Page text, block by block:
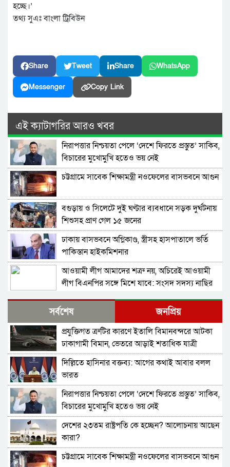
হচ্ছে।’
তথ্য সুএঃ বাংলা ট্রিবিউন
Share Tweet Share WhatsApp
Messenger Copy Link
এই ক্যাটাগরির আরও খবর
নিরাপত্তার নিশ্চয়তা পেলে ‘দেশে ফিরতে প্রস্তুত’ সাকিব,
বিচারের মুখোমুখি হতেও ভয় নেই
চট্টগ্রামে সাবেক শিক্ষামন্ত্রী নওফেলের বাসভবনে আগুন
বগুড়ায় ও সিলেটে দুই ঘণ্টার ব্যবধানে সড়ক দুর্ঘটনায়
শিশুসহ প্রাণ গেল ১৫ জনের
ঢাকায় বাসভবনে অগ্নিকাণ্ড, স্ত্রীসহ হাসপাতালে ভর্তি
পাকিস্তান হাইকমিশনার
আওয়ামী লীগ আমাদের শত্রু নয়, অচিরেই আওয়ামী
লীগ বিএনপির সঙ্গে মিশে যাবে: সংসদ সদস্য নাছির
শহীদ আহসান জুলাই যোদ্ধা নন—দাবি বিএনপি নেতার,
জামায়াত নেতা বললেন, ‘সারজিসও ছাত্রলীগ করতেন’
সাকিব আল হাসানের বাড়িতে পেট্রোল ঢেলে আগুন
দেওয়ার চেষ্টা, ভাঙচুর
গাজীপুর-৫ আসনের সাবেক এমপি আখতারুজ্জামান
গ্রেপ্তার
ফেনীর পুলিশ সুপার; যত কিছুই করি না কেন, কারোরই
মন রক্ষা করতে পারি না
জুলাই গণঅভ্যুত্থান দিবসে হবিগঞ্জে শহীদদের প্রতি
জেলা পুলিশের শ্রদ্ধা
মৌলভীবাজারে যথাযোগ্য মর্যাদায় পালিত জুলাই
সর্বশেষ জনপ্রিয়
প্রযুক্তিগত ত্রুটির কারণে ইতালি বিমানবন্দরে আটকা
ঢাকাগামী বিমান, ভেতরে আড়াই শতাধিক যাত্রী
দিল্লিতে হাসিনার বক্তব্য: আগের কথাই আবার বলল
ভারত
নিরাপত্তার নিশ্চয়তা পেলে ‘দেশে ফিরতে প্রস্তুত’ সাকিব,
বিচারের মুখোমুখি হতেও ভয় নেই
দেশের ২৩তম রাষ্ট্রপতি কে হচ্ছেন? আলোচনায় আছেন
কারা?
চট্টগ্রামে সাবেক শিক্ষামন্ত্রী নওফেলের বাসভবনে আগুন